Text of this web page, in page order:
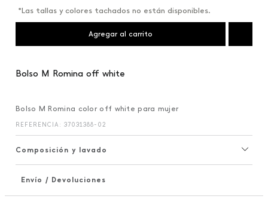
*Las tallas y colores tachados no están disponibles.
Agregar al carrito
Bolso M Romina off white
Bolso M Romina color off white para mujer
REFERENCIA : 37031388-02
Composición y lavado
Envío / Devoluciones